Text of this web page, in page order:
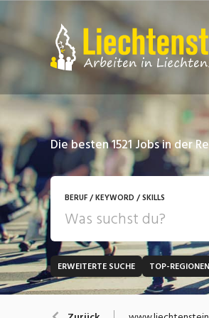
Die besten 1521 Jobs in der
BERUF / KEYWORD / SKILLS
JOB-TYP
Festanstellung
Bank, Versicherung
ERWEITERTE SUCHE TOP-REGIONEN